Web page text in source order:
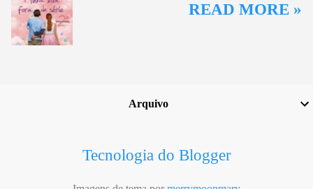
READ MORE »
Arquivo
Tecnologia do Blogger